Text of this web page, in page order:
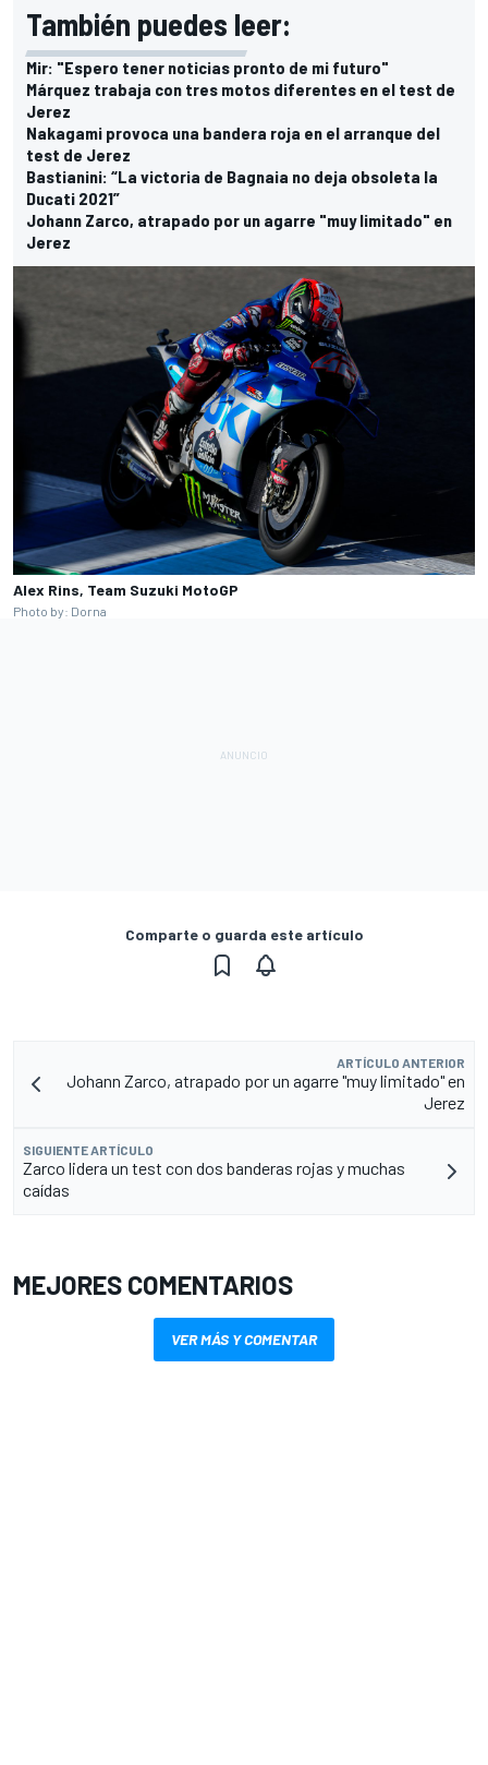
También puedes leer:
Mir: "Espero tener noticias pronto de mi futuro"
Márquez trabaja con tres motos diferentes en el test de
Jerez
Nakagami provoca una bandera roja en el arranque del
test de Jerez
Bastianini: “La victoria de Bagnaia no deja obsoleta la
Ducati 2021”
Johann Zarco, atrapado por un agarre "muy limitado" en
Jerez
Alex Rins, Team Suzuki MotoGP
Photo by: Dorna
Comparte o guarda este artículo
ARTÍCULO ANTERIOR
Johann Zarco, atrapado por un agarre "muy limitado" en
Jerez
SIGUIENTE ARTÍCULO
Zarco lidera un test con dos banderas rojas y muchas
caídas
MEJORES COMENTARIOS
VER MÁS Y COMENTAR